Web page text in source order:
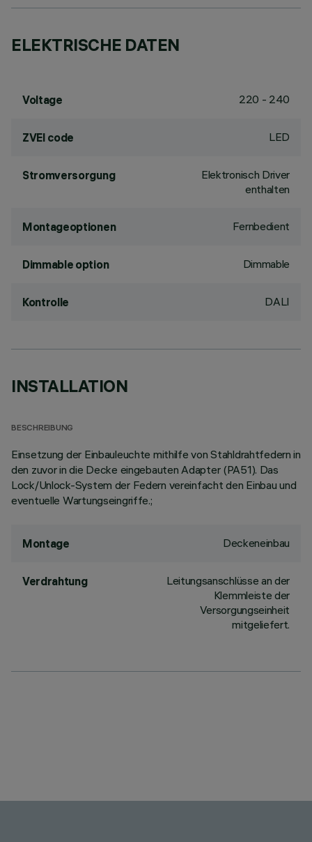
ELEKTRISCHE DATEN
Voltage 220 - 240
ZVEI code LED
Stromversorgung
Elektronisch Driver
enthalten
Montageoptionen Fernbedient
Dimmable option Dimmable
Kontrolle DALI
INSTALLATION
BESCHREIBUNG
Einsetzung der Einbauleuchte mithilfe von Stahldrahtfedern in
den zuvor in die Decke eingebauten Adapter (PA51). Das
Lock/Unlock-System der Federn vereinfacht den Einbau und
eventuelle Wartungseingriffe.;
Montage Deckeneinbau
Verdrahtung
Leitungsanschlüsse an der
Klemmleiste der
Versorgungseinheit
mitgeliefert.